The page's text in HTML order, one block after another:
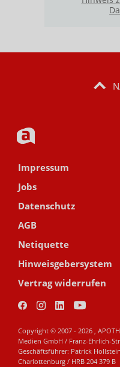
Impressum
Jobs
Datenschutz
AGB
Netiquette
Hinweisgebersystem
Vertrag widerrufen
Copyright © 2007 - 2026 ,
Medien GmbH / Franz-Ehrlich-
Geschäftsführer: Patrick
Charlottenburg / HRB 204 379 B